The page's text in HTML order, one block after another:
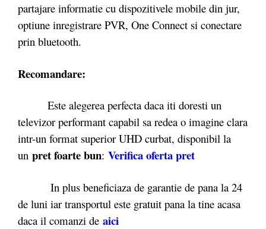
partajare informatie cu dispozitivele mobile din jur,
optiune inregistrare PVR, One Connect si conectare
prin bluetooth.
Recomandare:
Este alegerea perfecta daca iti doresti un
televizor performant capabil sa redea o imagine clara
intr-un format superior UHD curbat, disponibil la
un pret foarte bun: Verifica oferta pret
In plus beneficiaza de garantie de pana la 24
de luni iar transportul este gratuit pana la tine acasa
daca il comanzi de aici